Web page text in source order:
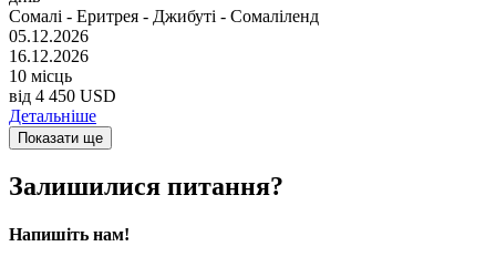
Сомалі - Еритрея - Джибуті - Сомаліленд
05.12.2026
16.12.2026
10 місць
від 4 450 USD
Детальніше
Показати ще
Залишилися питання?
Напишіть нам!